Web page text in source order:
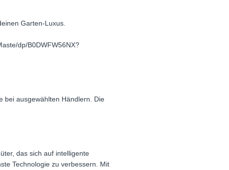
Garten-Luxus.
dp/B0DWFW56NX?
bei ausgewählten Händlern. Die
das sich auf intelligente
Technologie zu verbessern. Mit